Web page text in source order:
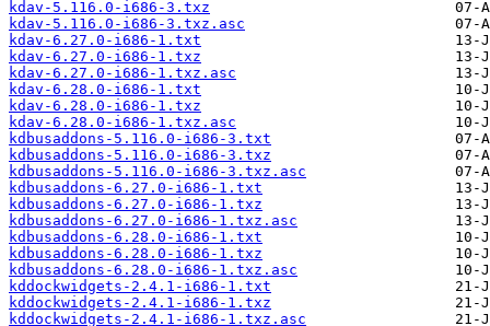
kdav-5.116.0-i686-3.txz
kdav-5.116.0-i686-3.txz.asc
kdav-6.27.0-i686-1.txt
kdav-6.27.0-i686-1.txz
kdav-6.27.0-i686-1.txz.asc
kdav-6.28.0-i686-1.txt
kdav-6.28.0-i686-1.txz
kdav-6.28.0-i686-1.txz.asc
kdbusaddons-5.116.0-i686-3.txt
kdbusaddons-5.116.0-i686-3.txz
kdbusaddons-5.116.0-i686-3.txz.asc
kdbusaddons-6.27.0-i686-1.txt
kdbusaddons-6.27.0-i686-1.txz
kdbusaddons-6.27.0-i686-1.txz.asc
kdbusaddons-6.28.0-i686-1.txt
kdbusaddons-6.28.0-i686-1.txz
kdbusaddons-6.28.0-i686-1.txz.asc
kddockwidgets-2.4.1-i686-1.txt
kddockwidgets-2.4.1-i686-1.txz
kddockwidgets-2.4.1-i686-1.txz.asc